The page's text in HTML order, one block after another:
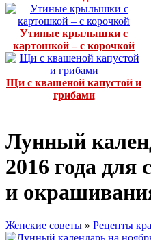
Утиные крылышки с
картошкой – с корочкой
Щи с квашеной капустой и
грибами
Лунный
2016 года для
и
Женские советы » Рецепты